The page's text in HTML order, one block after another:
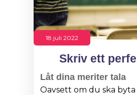
18 juli 2022
Skriv ett
Låt dina meriter tala
Oavsett om du ska